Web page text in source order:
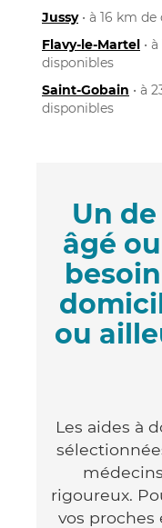
Jussy• à 16 km
Flavy-le-Martel •
disponibles
Saint-Gobain • à
disponibles
Un
âgé
ou
Les aides à
rigoureux.
vos